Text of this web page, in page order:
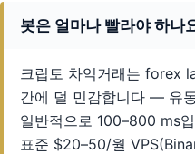
봇은 얼마나 빨라야 하나
크립토 차익거래는 forex
간에 덜 민감합니다 — 유
일반적으로 100–800 ms
표준 $20–50/월